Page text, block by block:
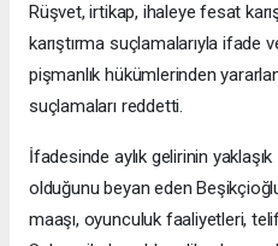
Rüşvet, irtikap, ihaleye fesat
karıştırma suçlamalarıyla ifade
pişmanlık hükümlerinden
suçlamaları reddetti.
İfadesinde aylık gelirinin yaklaşık
olduğunu beyan eden
maaşı, oyunculuk faaliyetleri,